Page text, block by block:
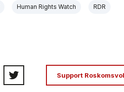
Human Rights Watch RDR
Support